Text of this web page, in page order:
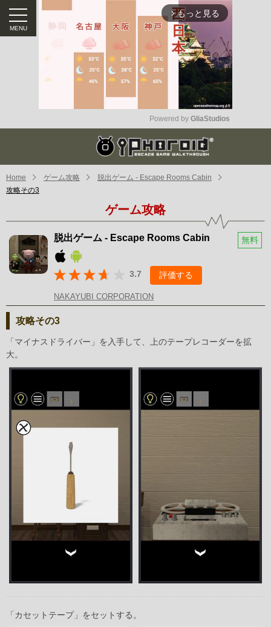
arrow_forward_ios もっと見る
Mute
Powered by GliaStudios
Home ゲーム攻略
脱出ゲーム - Escape Rooms Cabin
攻略その3
ゲーム攻略
脱出ゲーム - Escape Rooms Cabin 無料
3.7 評価する
NAKAYUBI CORPORATION
攻略その3
「マイナスドライバー」を入手して、上のテープレコーダーを拡
大。
「カセットテープ」をセットする。